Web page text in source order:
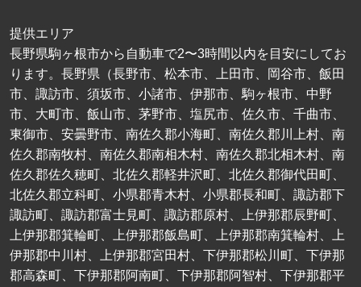
提供エリア
長野県駒ヶ根市から自動車で2〜3時間以内を目安にしてお
ります。長野県（長野市、松本市、上田市、岡谷市、飯田
市、諏訪市、須坂市、小諸市、伊那市、駒ヶ根市、中野
市、大町市、飯山市、茅野市、塩尻市、佐久市、千曲市、
東御市、安曇野市、南佐久郡小海町、南佐久郡川上村、南
佐久郡南牧村、南佐久郡南相木村、南佐久郡北相木村、南
佐久郡佐久穂町、北佐久郡軽井沢町、北佐久郡御代田町、
北佐久郡立科町、小県郡青木村、小県郡長和町、諏訪郡下
諏訪町、諏訪郡富士見町、諏訪郡原村、上伊那郡辰野町、
上伊那郡箕輪町、上伊那郡飯島町、上伊那郡南箕輪村、上
伊那郡中川村、上伊那郡宮田村、下伊那郡松川町、下伊那
郡高森町、下伊那郡阿南町、下伊那郡阿智村、下伊那郡平